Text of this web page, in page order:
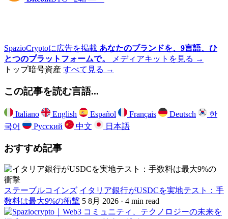
SpazioCryptoに広告を掲載 あなたのブランドを、9言語、ひ
とつのプラットフォームで。
メディアキットを見る →
トップ暗号資産 すべて見る →
この記事を読む言語...
Italiano English Español Français Deutsch
한
국어
Русский 中文 日本語
おすすめ記事
ステーブルコインズ イタリア銀行がUSDCを実地テスト：手
数料は最大9%の衝撃 5 8月 2026 · 4 min read